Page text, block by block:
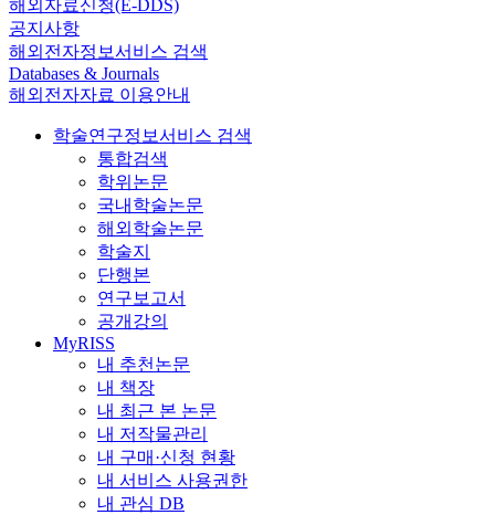
해외자료신청(E-DDS)
공지사항
해외전자정보서비스 검색
Databases & Journals
해외전자자료 이용안내
학술연구정보서비스 검색
통합검색
학위논문
국내학술논문
해외학술논문
학술지
단행본
연구보고서
공개강의
MyRISS
내 추천논문
내 책장
내 최근 본 논문
내 저작물관리
내 구매·신청 현황
내 서비스 사용권한
내 관심 DB